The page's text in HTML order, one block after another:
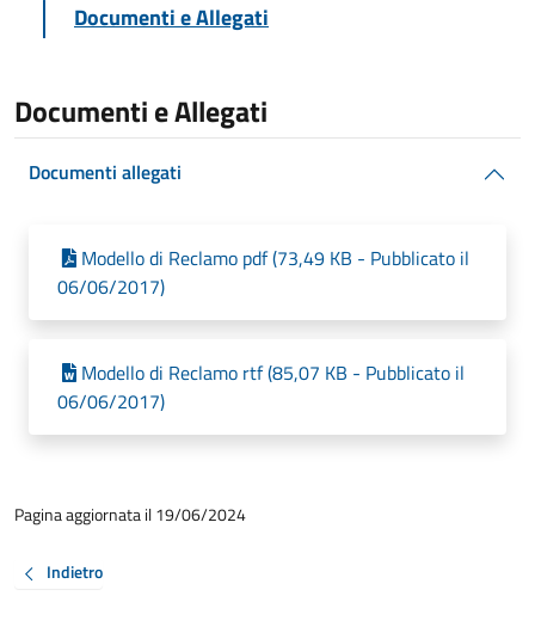
Documenti e Allegati
Documenti e Allegati
Documenti allegati
Modello di Reclamo pdf (73,49 KB - Pubblicato il
06/06/2017)
Modello di Reclamo rtf (85,07 KB - Pubblicato il
06/06/2017)
Pagina aggiornata il 19/06/2024
Indietro